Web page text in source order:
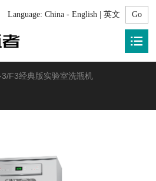
Language: China - English | 英文
F3经典版实验室洗瓶机